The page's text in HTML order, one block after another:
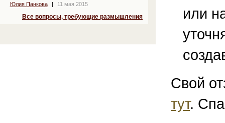
Юлия Панкова
11 мая 2015
Все вопросы, требующие размышления
или
Свой
тут.